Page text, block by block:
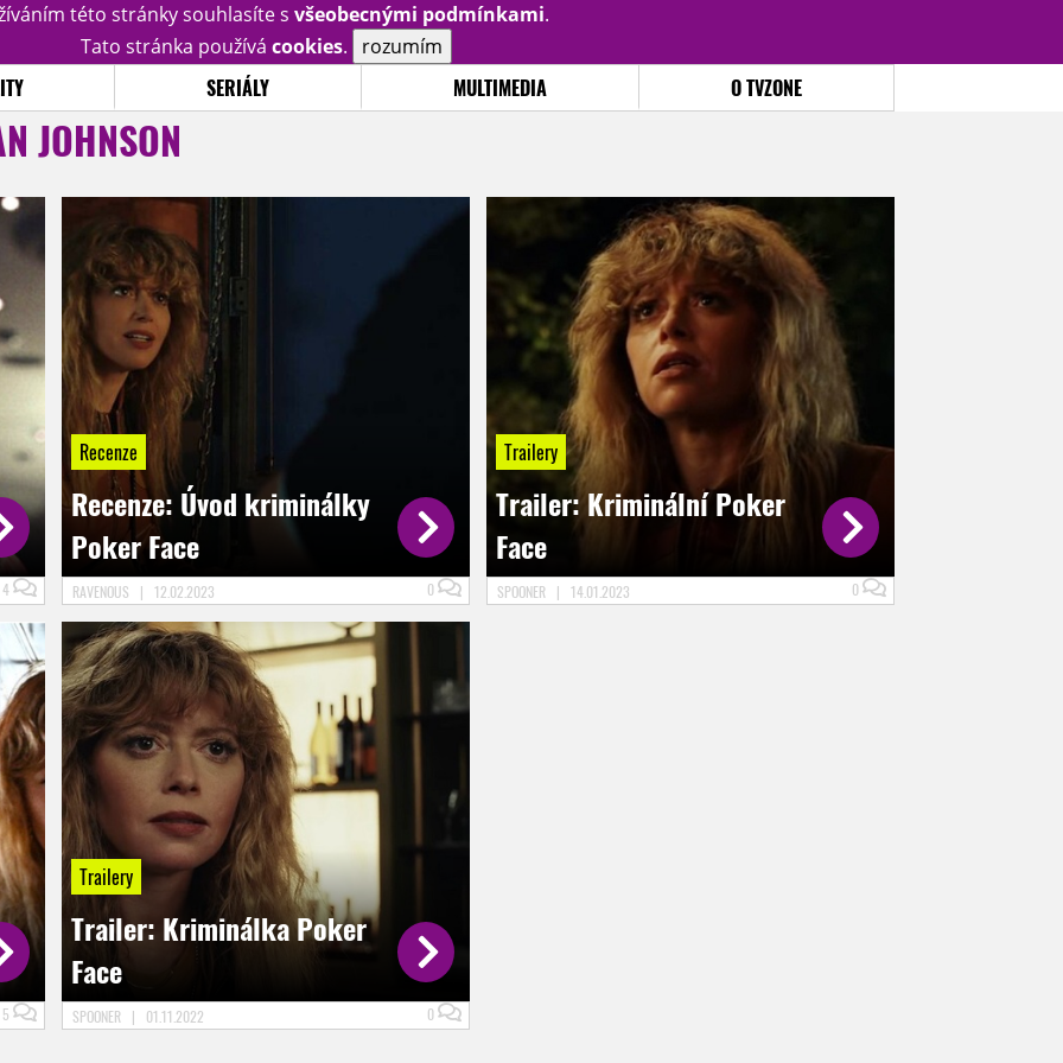
této stránky souhlasíte s všeobecnými podmínkami.
Tato stránka používá cookies. rozumím
SERIÁLY MULTIMEDIA O TVZONE
JOHNSON
4
Recenze
Recenze: Úvod kriminálky
Poker Face
RAVENOUS | 12.02.2023 0
Trailery
Trailer: Kriminální Poker
Face
SPOONER | 14.01.2023 0
5
Trailery
Trailer: Kriminálka Poker
Face
SPOONER | 01.11.2022 0